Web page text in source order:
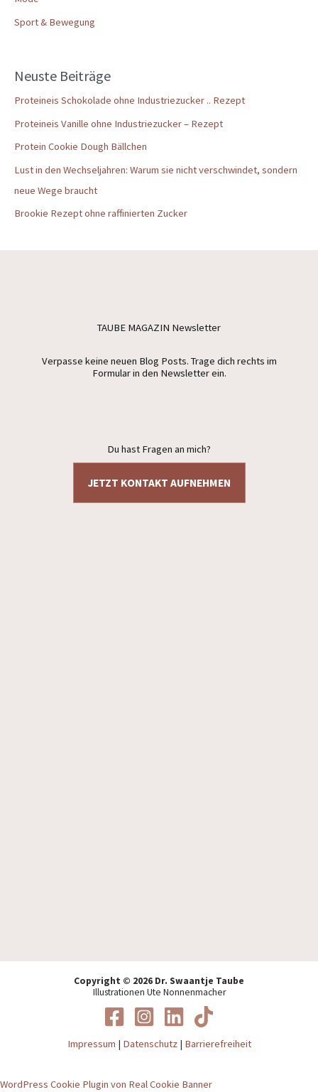
Sport & Bewegung
Neuste Beiträge
Proteineis Schokolade ohne Industriezucker .. Rezept
Proteineis Vanille ohne Industriezucker – Rezept
Protein Cookie Dough Bällchen
Lust in den Wechseljahren: Warum sie nicht verschwindet, sondern
neue Wege braucht
Brookie Rezept ohne raffinierten Zucker
TAUBE MAGAZIN Newsletter
Verpasse keine neuen Blog Posts. Trage dich rechts im
Formular in den Newsletter ein.
Du hast Fragen an mich?
JETZT KONTAKT AUFNEHMEN
Copyright © 2026 Dr. Swaantje Taube
Illustrationen Ute Nonnenmacher
Impressum | Datenschutz| Barrierefreiheit
WordPress Cookie Plugin von Real Cookie Banner